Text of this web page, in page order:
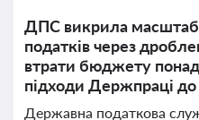
ДПС викрила
податків через
втрати бюджету
підходи Держпраці до
Державна податкова